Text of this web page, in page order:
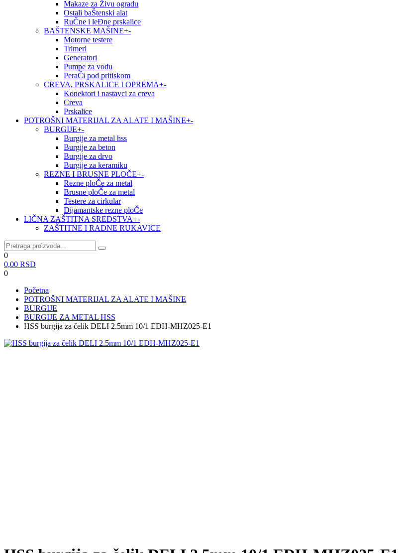
Makaze za Živu ogradu
Ostali baŠtenski alat
RuČne i leĐne prskalice
BAŠTENSKE MAŠINE+-
Motorne testere
Trimeri
Generatori
Pumpe za vodu
PeraČi pod pritiskom
CREVA, PRSKALICE I OPREMA+-
Konektori i nastavci za creva
Creva
Prskalice
POTROŠNI MATERIJAL ZA ALATE I MAŠINE+-
BURGIJE+-
Burgije za metal hss
Burgije za beton
Burgije za drvo
Burgije za keramiku
REZNE I BRUSNE PLOČE+-
Rezne ploČe za metal
Brusne ploČe za metal
Testere za cirkular
Dijamantske rezne ploČe
LIČNA ZAŠTITNA SREDSTVA+-
ZAŠTITNE I RADNE RUKAVICE
0
0,00 RSD
0
Početna
POTROŠNI MATERIJAL ZA ALATE I MAŠINE
BURGIJE
BURGIJE ZA METAL HSS
HSS burgija za čelik DELI 2.5mm 10/1 EDH-MHZ025-E1